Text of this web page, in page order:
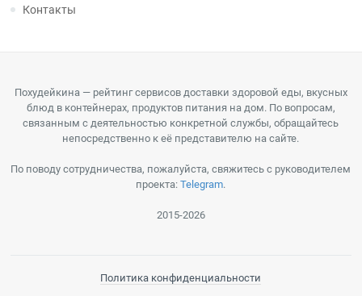
Контакты
Похудейкина — рейтинг сервисов доставки здоровой еды, вкусных
блюд в контейнерах, продуктов питания на дом. По вопросам,
связанным с деятельностью конкретной службы, обращайтесь
непосредственно к её представителю на сайте.
По поводу сотрудничества, пожалуйста, свяжитесь с руководителем
проекта:Telegram.
2015-2026
Политика конфиденциальности